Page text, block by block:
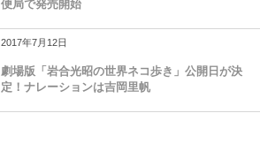
便局で発売開始
2017年7月12日
劇場版「岩合光昭の世界ネコ歩き」公開日が決
定！ナレーションは吉岡里帆